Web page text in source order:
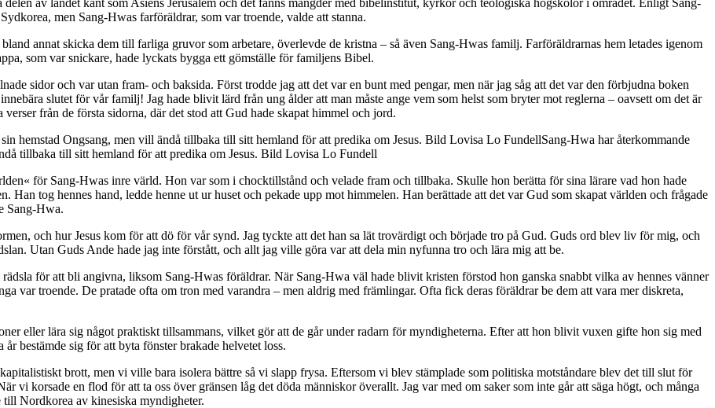
men Sang-Hwas farföräldrar, som var troende, valde att stanna.
annat skicka dem till farliga gruvor som arbetare, överlevde de kristna – så även Sang-Hwas familj. Farföräldrarnas hem letades igenom
som var snickare, hade lyckats bygga ett gömställe för familjens Bibel.
sidor och var utan fram- och baksida. Först trodde jag att det var en bunt med pengar, men när jag såg att det var den förbjudna boken
slutet för vår familj! Jag hade blivit lärd från ung ålder att man måste ange vem som helst som bryter mot reglerna – oavsett om det är
från de första sidorna, där det stod att Gud hade skapat himmel och jord.
Sang-Hwa har återkommande
tillbaka till sitt hemland för att predika om Jesus. Bild Lovisa Lo Fundell
för Sang-Hwas inre värld. Hon var som i chocktillstånd och velade fram och tillbaka. Skulle hon berätta för sina lärare vad hon hade
Han tog hennes hand, ledde henne ut ur huset och pekade upp mot himmelen. Han berättade att det var Gud som skapat världen och frågade
Sang-Hwa.
och hur Jesus kom för att dö för vår synd. Jag tyckte att det han sa lät trovärdigt och började tro på Gud. Guds ord blev liv för mig, och
Utan Guds Ande hade jag inte förstått, och allt jag ville göra var att dela min nyfunna tro och lära mig att be.
för att bli angivna, liksom Sang-Hwas föräldrar. När Sang-Hwa väl hade blivit kristen förstod hon ganska snabbt vilka av hennes vänner
var troende. De pratade ofta om tron med varandra – men aldrig med främlingar. Ofta fick deras föräldrar be dem att vara mer diskreta,
eller lära sig något praktiskt tillsammans, vilket gör att de går under radarn för myndigheterna. Efter att hon blivit vuxen gifte hon sig med
bestämde sig för att byta fönster brakade helvetet loss.
brott, men vi ville bara isolera bättre så vi slapp frysa. Eftersom vi blev stämplade som politiska motståndare blev det till slut för
vi korsade en flod för att ta oss över gränsen låg det döda människor överallt. Jag var med om saker som inte går att säga högt, och många
Nordkorea av kinesiska myndigheter.